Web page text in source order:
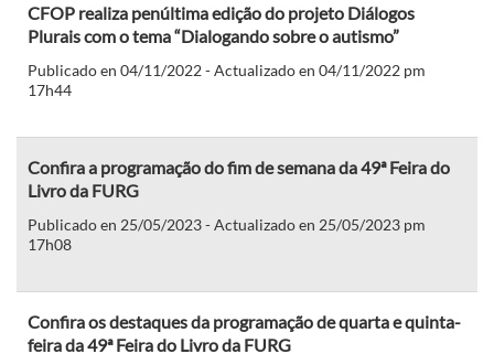
CFOP realiza penúltima edição do projeto Diálogos
Plurais com o tema “Dialogando sobre o autismo”
Publicado en 04/11/2022 - Actualizado en 04/11/2022 pm
17h44
Confira a programação do fim de semana da 49ª Feira do
Livro da FURG
Publicado en 25/05/2023 - Actualizado en 25/05/2023 pm
17h08
Confira os destaques da programação de quarta e quinta-
feira da 49ª Feira do Livro da FURG